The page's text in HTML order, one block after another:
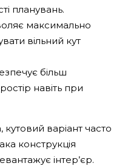
планувань.
максимально
вільний кут
більш
навіть при
варіант часто
конструкція
інтер’єр.